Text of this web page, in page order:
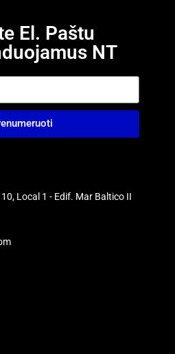
El. Paštu
NT
Local 1 - Edif. Mar Baltico II